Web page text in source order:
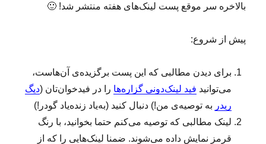
بالاخره سر موقع پست لینک‌های هفته منتشر شد! 🙂
پیش از شروع:
برای دیدن مطالبی که این پست برگزیده‌ی آن‌هاست،
می‌توانید فید لینک‌دونی گزاره‌ها را در فیدخوان‌تان (دیگ
ریدر به‌ توصیه‌ی من!) دنبال کنید (به‌یاد زنده‌یاد گودر!)
لینک‌ مطالبی که توصیه می‌کنم حتما بخوانید، با رنگ
قرمز نمایش داده می‌شوند. ضمنا لینک‌هایی را که از